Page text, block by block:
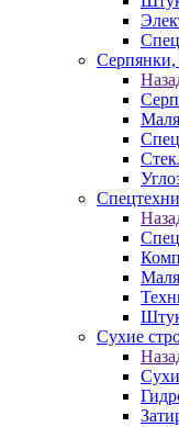
Серпянки,
Сухие